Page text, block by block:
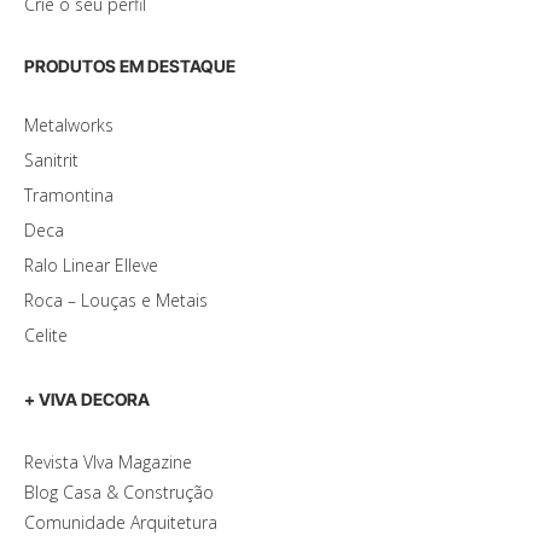
PRODUTOS EM DESTAQUE
Metalworks
Sanitrit
Tramontina
Deca
Ralo Linear Elleve
Roca – Louças e Metais
Celite
+ VIVA DECORA
Revista VIva Magazine
Blog Casa & Construção
Comunidade Arquitetura